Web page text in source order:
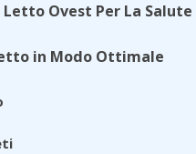
Letto Ovest Per La Salute
in Modo Ottimale